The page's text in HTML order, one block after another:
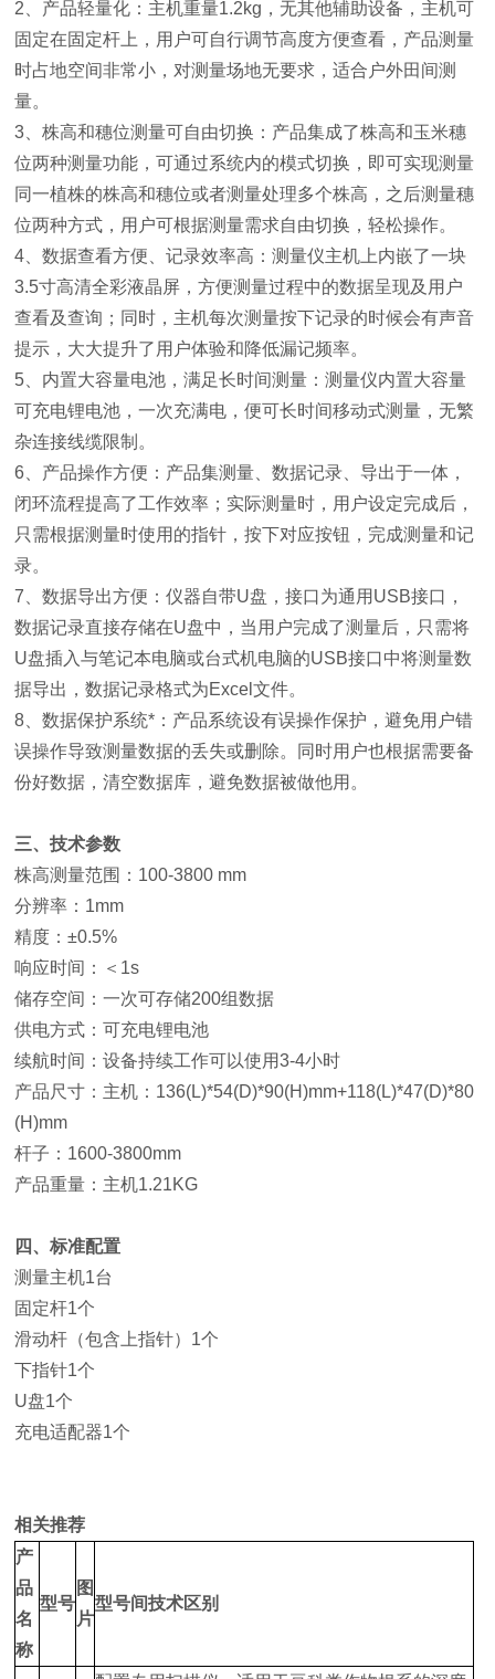
2、产品轻量化：主机重量1.2kg，无其他辅助设备，主机可
固定在固定杆上，用户可自行调节高度方便查看，产品测量
时占地空间非常小，对测量场地无要求，适合户外田间测
量。
3、株高和穗位测量可自由切换：产品集成了株高和玉米穗
位两种测量功能，可通过系统内的模式切换，即可实现测量
同一植株的株高和穗位或者测量处理多个株高，之后测量穗
位两种方式，用户可根据测量需求自由切换，轻松操作。
4、数据查看方便、记录效率高：测量仪主机上内嵌了一块
3.5寸高清全彩液晶屏，方便测量过程中的数据呈现及用户
查看及查询；同时，主机每次测量按下记录的时候会有声音
提示，大大提升了用户体验和降低漏记频率。
5、内置大容量电池，满足长时间测量：测量仪内置大容量
可充电锂电池，一次充满电，便可长时间移动式测量，无繁
杂连接线缆限制。
6、产品操作方便：产品集测量、数据记录、导出于一体，
闭环流程提高了工作效率；实际测量时，用户设定完成后，
只需根据测量时使用的指针，按下对应按钮，完成测量和记
录。
7、数据导出方便：仪器自带U盘，接口为通用USB接口，
数据记录直接存储在U盘中，当用户完成了测量后，只需将
U盘插入与笔记本电脑或台式机电脑的USB接口中将测量数
据导出，数据记录格式为Excel文件。
8、数据保护系统*：产品系统设有误操作保护，避免用户错
误操作导致测量数据的丢失或删除。同时用户也根据需要备
份好数据，清空数据库，避免数据被做他用。
三、技术参数
株高测量范围：100-3800 mm
分辨率：1mm
精度：±0.5%
响应时间：＜1s
储存空间：一次可存储200组数据
供电方式：可充电锂电池
续航时间：设备持续工作可以使用3-4小时
产品尺寸：主机：136(L)*54(D)*90(H)mm+118(L)*47(D)*80
(H)mm
杆子：1600-3800mm
产品重量：主机1.21KG
四、标准配置
测量主机1台
固定杆1个
滑动杆（包含上指针）1个
下指针1个
U盘1个
充电适配器1个
相关推荐
产
品
名
称
型号
图
片
型号间技术区别